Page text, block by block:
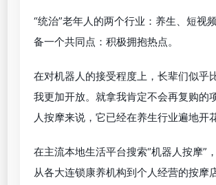
“统治”老年人的两个行业：养生、短视
备一个共同点：积极拥抱热点。
在对机器人的接受程度上，长辈们似乎
我更加开放。就拿我肯定不会再复购
人按摩来说，它已经在养生行业遍地开花
在主流本地生活平台搜索“机器人按摩”
从各大连锁康养机构到个人经营的按摩